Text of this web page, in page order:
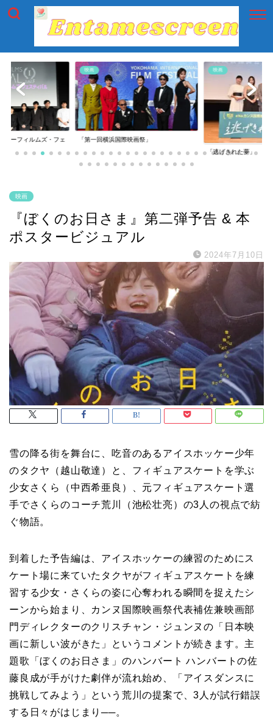
アーフィルムズ・フェ
映画
「第一回横浜国際映画祭」
映画
「逃げきれた夢」
映画
『ぼくのお日さま』第二弾予告 & 本
ポスタービジュアル
2024年7月10日
雪の降る街を舞台に、吃音のあるアイスホッケー少年
のタクヤ（越山敬達）と、フィギュアスケートを学ぶ
少女さくら（中西希亜良）、元フィギュアスケート選
手でさくらのコーチ荒川（池松壮亮）の3人の視点で紡
ぐ物語。
到着した予告編は、アイスホッケーの練習のためにス
ケート場に来ていたタクヤがフィギュアスケートを練
習する少女・さくらの姿に心奪われる瞬間を捉えたシ
ーンから始まり、カンヌ国際映画祭代表補佐兼映画部
門ディレクターのクリスチャン・ジュンヌの「日本映
画に新しい波がきた」というコメントが続きます。主
題歌「ぼくのお日さま」のハンバート ハンバートの佐
藤良成が手がけた劇伴が流れ始め、「アイスダンスに
挑戦してみよう」という荒川の提案で、3人が試行錯誤
する日々がはじまり──。